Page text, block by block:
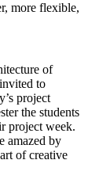
more flexible,
of
to
project
the students
project week.
amazed by
of creative